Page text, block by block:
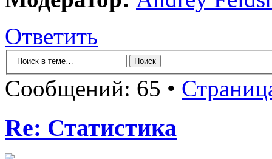
Ответить
Сообщений: 65 •
Re: Статистика